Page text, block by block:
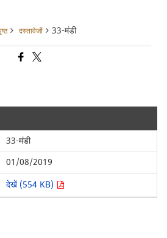
दस्तावेजों 33-मंडी
33-मंडी
01/08/2019
देखें (554 KB)